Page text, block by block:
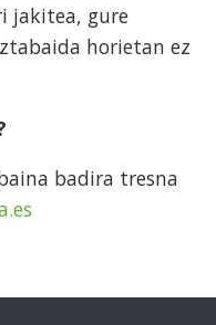
jakitea, gure
horietan ez
badira tresna